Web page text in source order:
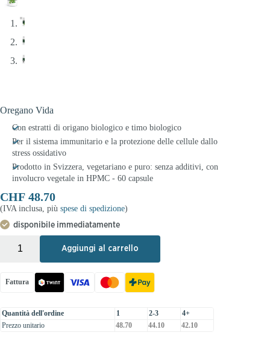
Oregano Vida
Con estratti di origano biologico e timo biologico
Per il sistema immunitario e la protezione delle cellule dallo
stress ossidativo
Prodotto in Svizzera, vegetariano e puro: senza additivi, con
involucro vegetale in HPMC - 60 capsule
CHF 48.70
(IVA inclusa, più spese di spedizione)
disponibile immediatamente
Aggiungi al carrello
Fattura
Quantità dell'ordine 1 2-3
4+
Prezzo unitario
48.70 44.10 42.10